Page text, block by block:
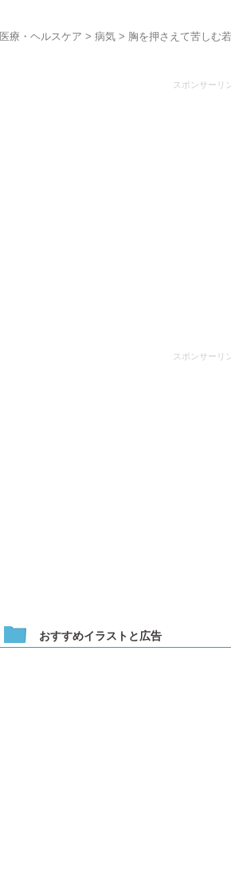
医療・ヘルスケア > 病気> 胸を押さえて苦しむ
スポンサーリ
スポンサーリ
おすすめイラストと広告